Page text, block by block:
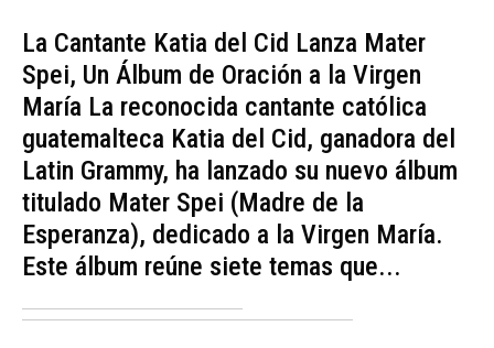
La Cantante Katia del Cid Lanza Mater
Spei, Un Álbum de Oración a la Virgen
María La reconocida cantante católica
guatemalteca Katia del Cid, ganadora del
Latin Grammy, ha lanzado su nuevo álbum
titulado Mater Spei (Madre de la
Esperanza), dedicado a la Virgen María.
Este álbum reúne siete temas que...